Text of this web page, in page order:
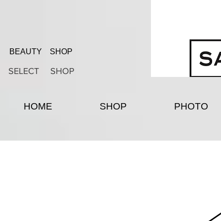
BEAUTY SHOP
SELECT SHOP
HOME SHOP PHOTO